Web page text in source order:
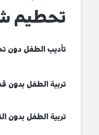
تحطيم
تأديب الطفل دون
تربية الطفل بدون
تربية الطفل بدون